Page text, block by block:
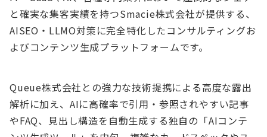
と確実な集客実績を持つSmacie株式会社が提供する、
AISEO・LLMO対策に完全特化したコンサルティングお
よびコンテンツ生成プラットフォームです。
Queue株式会社との強力な技術提携による高度な露出
解析に加え、AIに高確率で引用・参照されやすい記事
やFAQ、見出し構造を自動生成する独自の「AIコンテ